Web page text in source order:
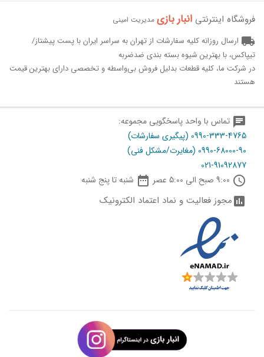
فروشگاه اینترنتی انبار بازی‌ مدیریت امینی
local_shipping ارسال روزانه کلیه سفارشات از تهران به سراسر ایران با پست پیشتاز/
تیپاکس، با بهترین شیوه بسته بندی ضدضربه
در شرکت ما، کلیه قطعات بدلیل فروش بی‌واسطه و تخصصی دارای بهترین قیمت
هستند
chat تماس با واحد پاسخگویی مجموعه:
0990-333-4765 (پیگیری سفارشات)
0990-68000-90 (مغایرت/مشکل فنی)
021-91092877
schedule
 شنبه تا پنج شنبه
assessmentمجوز فعالیت و نماد اعتماد الکترونیک